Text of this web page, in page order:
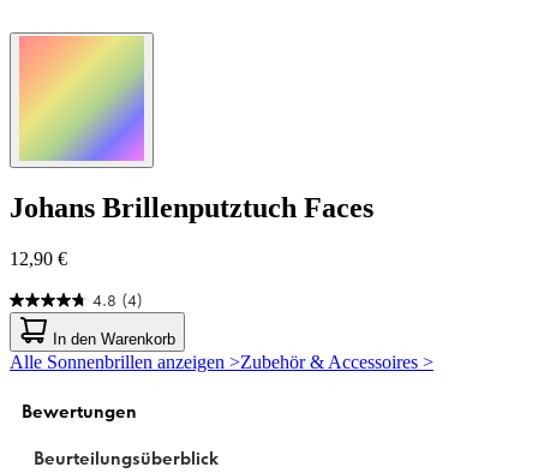
Johans Brillenputztuch Faces
12,90 €
4.8 (4)
4.8
von
5
Sternen.
Bewertungen
In den Warenkorb
Alle Sonnenbrillen anzeigen >Zubehör & Accessoires >